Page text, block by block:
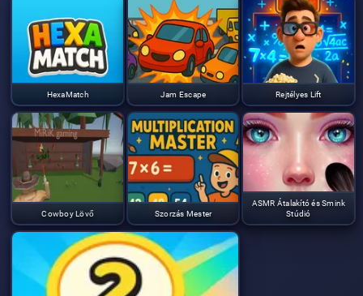
HexaMatch Jam Escape Rejtélyes Lift
Cowboy Lövő Szorzás Mester
ASMR Átalakító és Smink
Stúdió